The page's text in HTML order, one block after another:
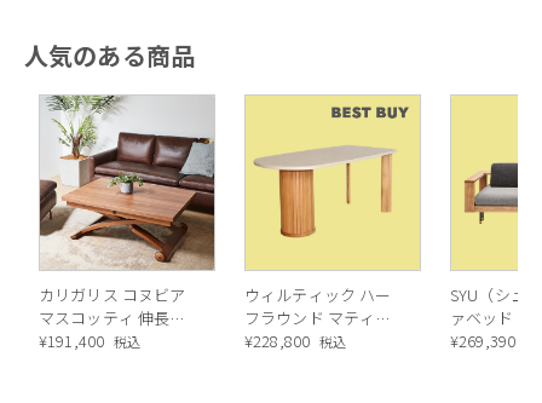
天板にはリフトアシスト機能（ゆっくりと閉まる機能）がつい
ており、お子様がいるご家庭にも安心してお使いいただけま
す。
人気のある商品
カリガリス コヌビア
マスコッティ 伸長・
昇降式テーブル ／
¥191,400 税込
ウィルティック ハー
フラウンド マティエ
ラ塗装 ダイニングテ
¥228,800 税込
SYU（シュ
ァベッド（
ル）190cm
¥269,390